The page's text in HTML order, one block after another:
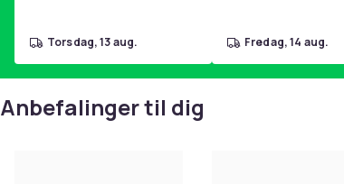
torsdag, 13 aug. fredag, 14 aug.
Anbefalinger til dig